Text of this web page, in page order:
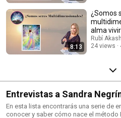
8:13
¿Somos
alma
vez?
Rubí
24 views
Entrevistas a Sandra
Rubí AkashaTarot, para
En esta lista encontrarás una serie de
conocer y saber cómo nace el método